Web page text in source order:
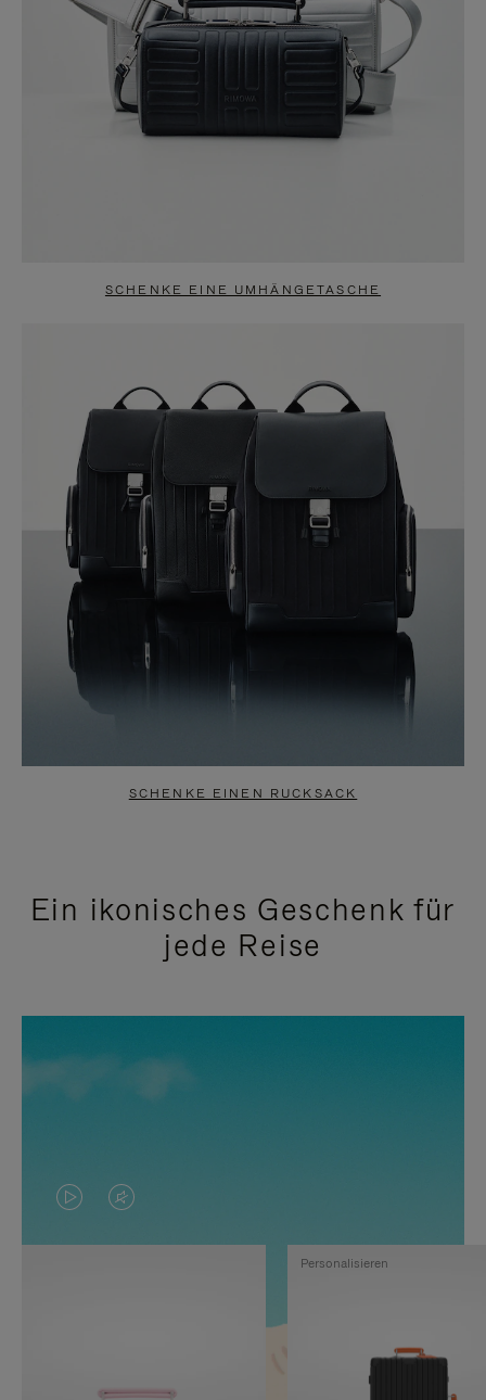
SCHENKE EINE UMHÄNGETASCHE
SCHENKE EINEN RUCKSACK
Ein ikonisches Geschenk für
jede Reise
DAS
VIDEO
VIDEO
IST
Personalisieren